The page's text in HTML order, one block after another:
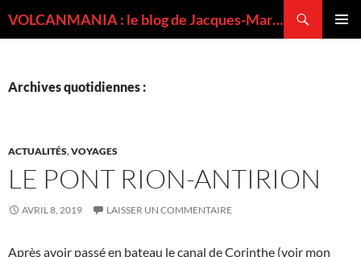
VOLCANMANIA : le blog de Jacques-Marie BARDINTZEFF, volcanologue
Archives quotidiennes :
ACTUALITÉS,VOYAGES
LE PONT RION-ANTIRION
AVRIL 8, 2019 LAISSER UN COMMENTAIRE
Après avoir passé en bateau le canal de Corinthe (voir mon